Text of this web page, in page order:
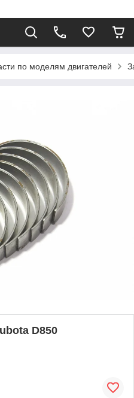
по моделям двигателей
D850